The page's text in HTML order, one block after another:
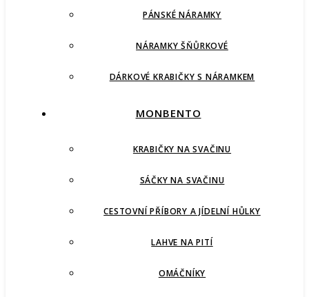
PÁNSKÉ NÁRAMKY
NÁRAMKY ŠŇŮRKOVÉ
DÁRKOVÉ KRABIČKY S NÁRAMKEM
MONBENTO
KRABIČKY NA SVAČINU
SÁČKY NA SVAČINU
CESTOVNÍ PŘÍBORY A JÍDELNÍ HŮLKY
LAHVE NA PITÍ
OMÁČNÍKY